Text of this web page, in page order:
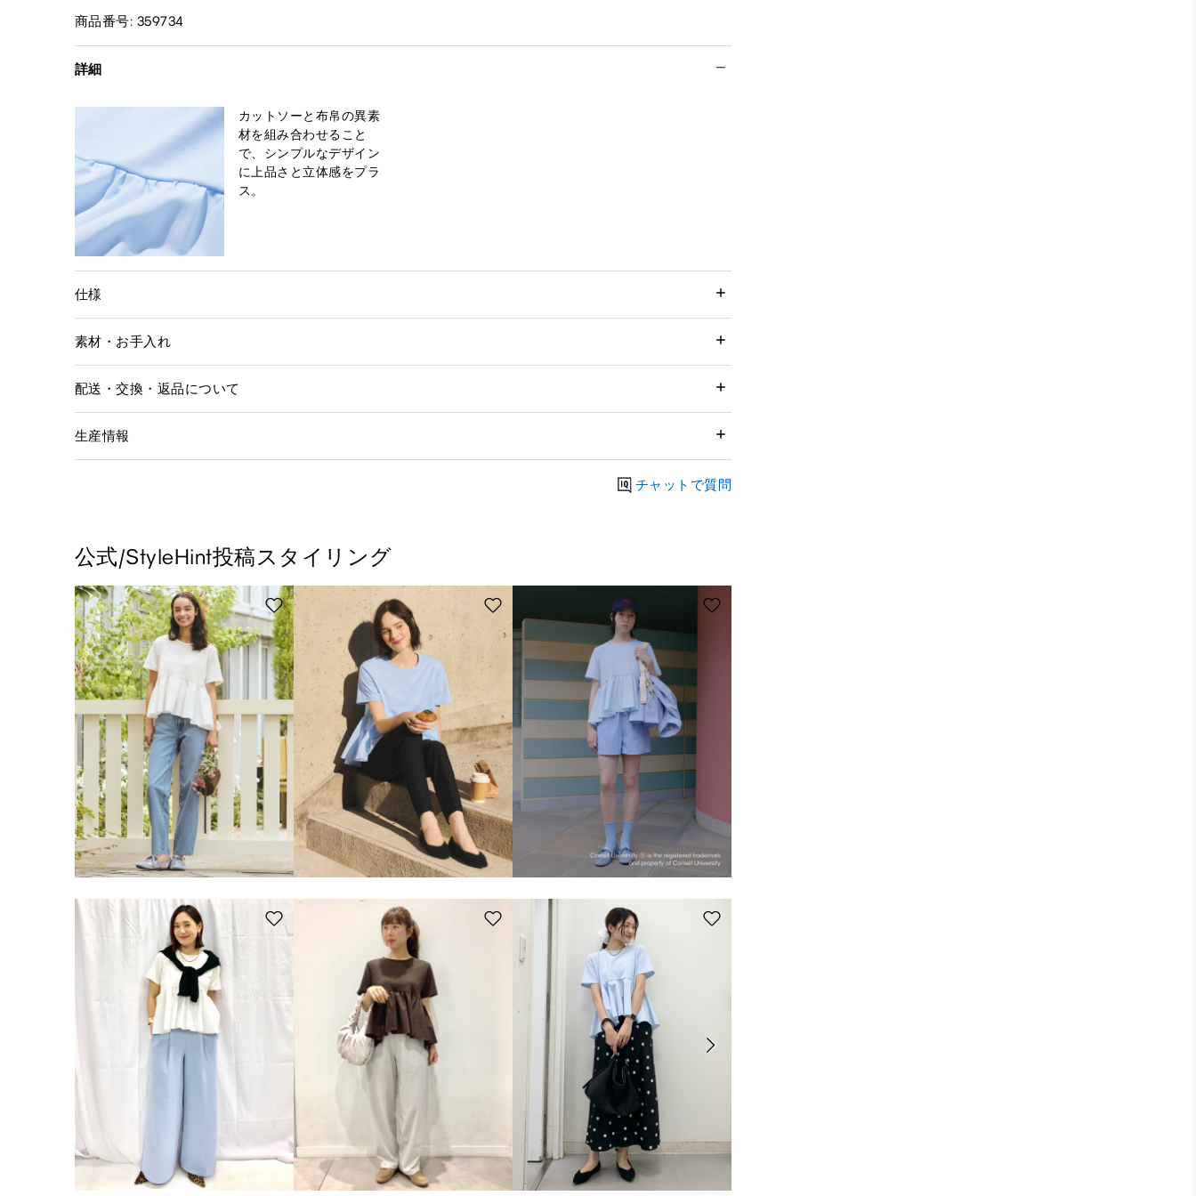
商品番号: 359734
詳細
カットソーと布帛の異素
材を組み合わせること
で、シンプルなデザイン
に上品さと立体感をプラ
ス。
仕様
素材・お手入れ
配送・交換・返品について
生産情報
チャットで質問
公式/StyleHint投稿スタイリング